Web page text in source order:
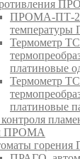
ПРОМА-ПТ-
Термометр
платиновые
Термометр
платиновые
ПРОМА